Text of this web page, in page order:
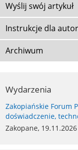
Wyślij swój artykuł
Instrukcje dla
Archiwum
Wydarzenia
Zakopiańskie Forum
doświadczenie,
Zakopane,